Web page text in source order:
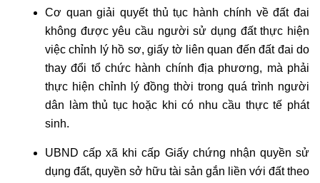
Cơ quan giải quyết thủ tục hành chính về đất đai
không được yêu cầu người sử dụng đất thực hiện
việc chỉnh lý hồ sơ, giấy tờ liên quan đến đất đai do
thay đổi tổ chức hành chính địa phương, mà phải
thực hiện chỉnh lý đồng thời trong quá trình người
dân làm thủ tục hoặc khi có nhu cầu thực tế phát
sinh.
UBND cấp xã khi cấp Giấy chứng nhận quyền sử
dụng đất, quyền sở hữu tài sản gắn liền với đất theo